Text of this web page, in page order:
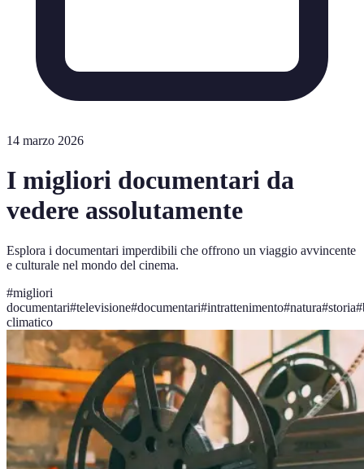
14 marzo 2026
I migliori documentari da
vedere assolutamente
Esplora i documentari imperdibili che offrono un viaggio avvincente
e culturale nel mondo del cinema.
#migliori
documentari#televisione#documentari#intrattenimento#natura#storia#
climatico